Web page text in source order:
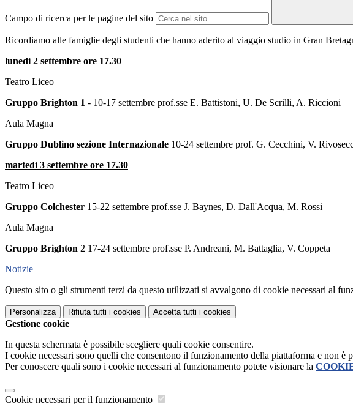
Campo di ricerca per le pagine del sito
Ricordiamo alle famiglie degli studenti che hanno aderito al viaggio studio in Gran
lunedì 2 settembre ore 17.30
Teatro Liceo
Gruppo Brighton 1 - 10-17 settembre prof.sse E. Battistoni, U. De Scrilli, A. Riccioni
Aula Magna
Gruppo Dublino sezione Internazionale 10-24 settembre prof. G. Cecchini, V.
martedì 3 settembre ore 17.30
Teatro Liceo
Gruppo Colchester 15-22 settembre prof.sse J. Baynes, D. Dall'Acqua, M. Rossi
Aula Magna
Gruppo Brighton 2 17-24 settembre prof.sse P. Andreani, M. Battaglia, V. Coppeta
Notizie
Questo sito o gli strumenti terzi da questo utilizzati si avvalgono di cookie necessari al
Personalizza Rifiuta tutti i cookies Accetta tutti i cookies
Gestione cookie
In questa schermata è possibile scegliere quali cookie consentire.
I cookie necessari sono quelli che consentono il funzionamento della piattaforma e non è
Per conoscere quali sono i cookie necessari al funzionamento potete visionare la
Cookie necessari per il funzionamento